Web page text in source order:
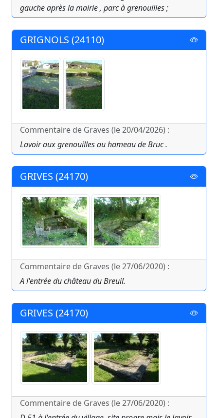
gauche après la mairie , parc à grenouilles ;
GRIGNOLS (24110)
Commentaire de Graves (le 20/04/2026) :
Lavoir aux grenouilles au hameau de Bruc .
GRIVES (24170)
Commentaire de Graves (le 27/06/2020) :
A l'entrée du château du Breuil.
GRIVES (24170)
Commentaire de Graves (le 27/06/2020) :